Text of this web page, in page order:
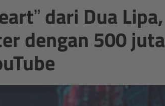
dari Dua Lipa,
dengan 500 juta